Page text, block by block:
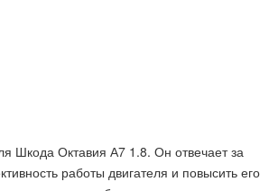
Шкода Октавия А7 1.8. Он отвечает за
работы двигателя и повысить его